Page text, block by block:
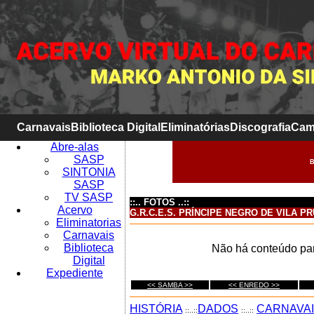
CarnavaisBiblioteca Digital EliminatóriasDiscografia
Abre-alas
SASP
SINTONIA
SASP
TV SASP
Acervo
Eliminatorias
Carnavais
Biblioteca
Digital
Expediente
::.. FOTOS ..::
G.R.C.E.S. PRÍNCIPE NEGRO DE VILA
Não há conteúdo
<< SAMBA >> << ENREDO >>
HISTÓRIA ::..:: DADOS ::..::